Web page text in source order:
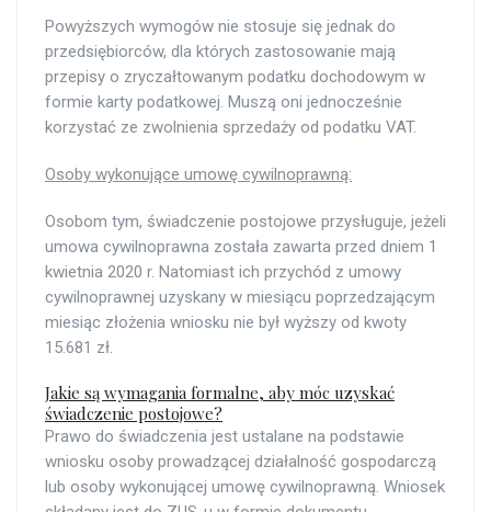
Powyższych wymogów nie stosuje się jednak do
przedsiębiorców, dla których zastosowanie mają
przepisy o zryczałtowanym podatku dochodowym w
formie karty podatkowej. Muszą oni jednocześnie
korzystać ze zwolnienia sprzedaży od podatku VAT.
Osoby wykonujące umowę cywilnoprawną:
Osobom tym, świadczenie postojowe przysługuje, jeżeli
umowa cywilnoprawna została zawarta przed dniem 1
kwietnia 2020 r. Natomiast ich przychód z umowy
cywilnoprawnej uzyskany w miesiącu poprzedzającym
miesiąc złożenia wniosku nie był wyższy od kwoty
15.681 zł.
Jakie są wymagania formalne, aby móc uzyskać
świadczenie postojowe?
Prawo do świadczenia jest ustalane na podstawie
wniosku osoby prowadzącej działalność gospodarczą
lub osoby wykonującej umowę cywilnoprawną. Wniosek